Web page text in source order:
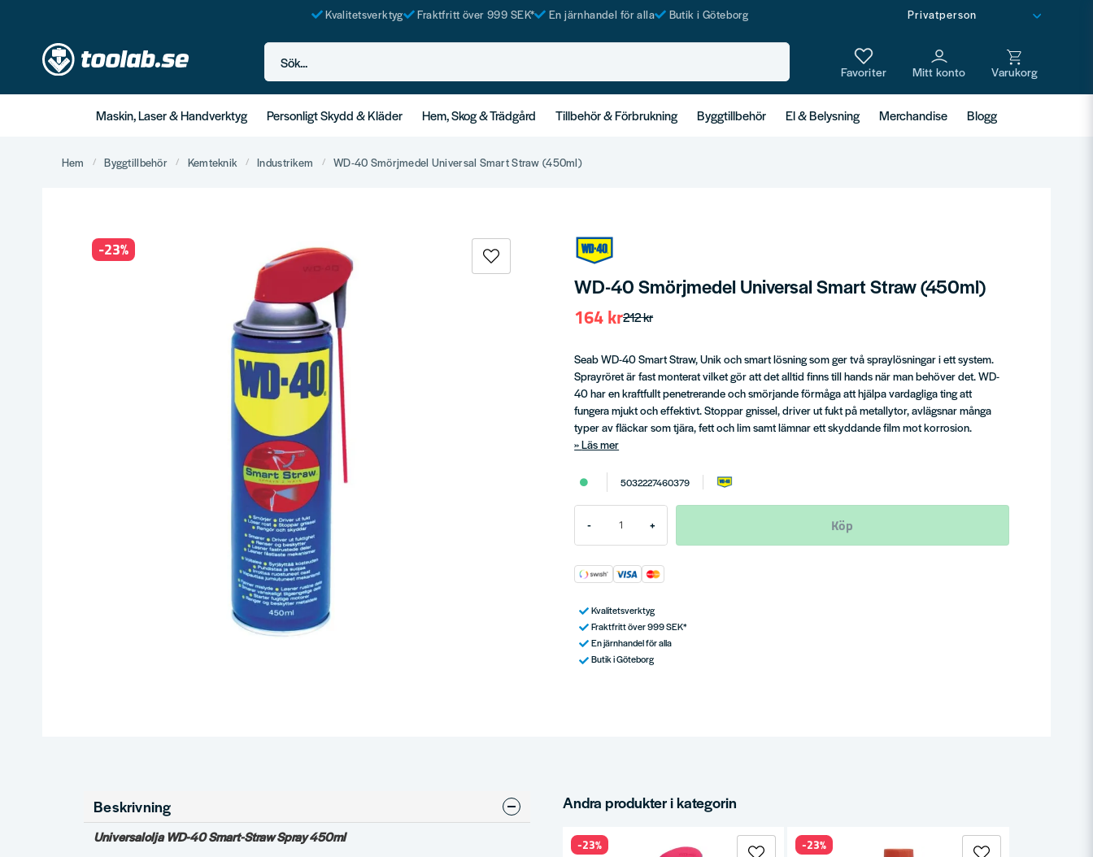
Kvalitetsverktyg Fraktfritt över 999 SEK* En järnhandel för alla Butik i Göteborg
Sök...
Maskin, Laser & Handverktyg Personligt Skydd & Kläder Hem, Skog & Trädgård Tillbehör & Förbrukning Byggtillbehör El & Belysning Merchandise Blogg
Hem Byggtillbehör Kemteknik Industrikem WD-40 Smörjmedel Universal Smart Straw (450ml)
-23%
WD-40 Smörjmedel Universal Smart Straw (450ml)
212 kr
164 kr
Seab WD-40 Smart Straw, Unik och smart lösning som ger två spraylösningar i ett system.
Sprayröret är fast monterat vilket gör att det alltid finns till hands när man behöver det. WD-
40 har en kraftfullt penetrerande och smörjande förmåga att hjälpa vardagliga ting att
fungera mjukt och effektivt. Stoppar gnissel, driver ut fukt på metallytor, avlägsnar många
typer av fläckar som tjära, fett och lim samt lämnar ett skyddande film mot korrosion.
Läs mer
5032227460379
- + Köp
Kvalitetsverktyg
Fraktfritt över 999 SEK*
En järnhandel för alla
Butik i Göteborg
Beskrivning
Universalolja WD-40 Smart-Straw Spray 450ml
Andra produkter i kategorin
-23% -23%